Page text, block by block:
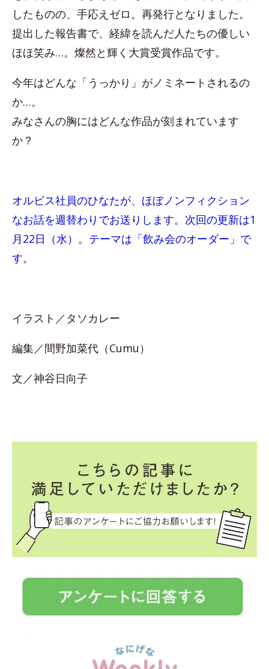
したものの、手応えゼロ。再発行となりました。
提出した報告書で、経緯を読んだ人たちの優しい
ほほ笑み…。燦然と輝く大賞受賞作品です。
今年はどんな「うっかり」がノミネートされるの
か…。
みなさんの胸にはどんな作品が刻まれています
か？
オルビス社員のひなたが、ほぼノンフィクション
なお話を週替わりでお送りします。次回の更新は1
月22日（水）。テーマは「飲み会のオーダー」で
す。
イラスト／タソカレー
編集／間野加菜代（Cumu）
文／神谷日向子